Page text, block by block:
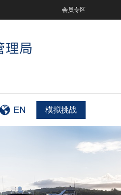
会员专区
模拟挑战